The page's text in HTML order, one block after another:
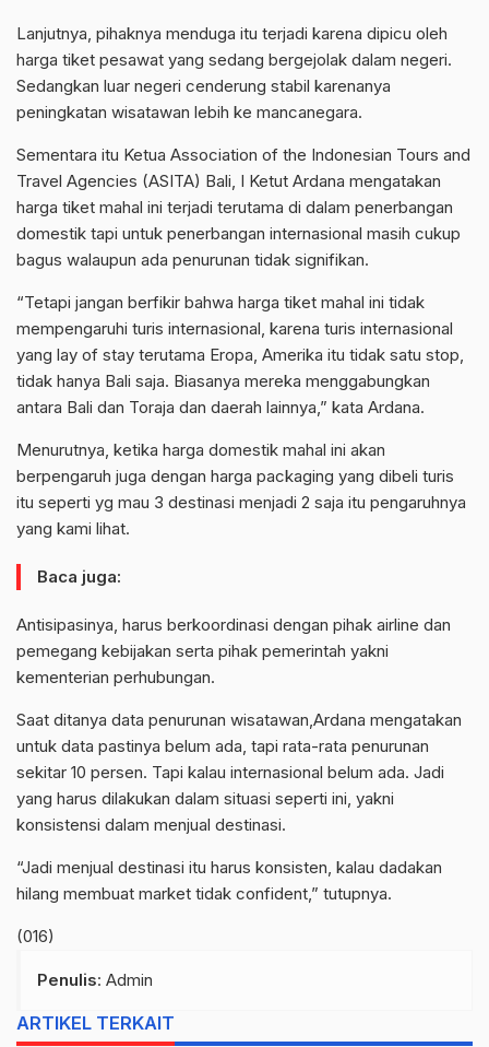
Lanjutnya, pihaknya menduga itu terjadi karena dipicu oleh
harga tiket pesawat yang sedang bergejolak dalam negeri.
Sedangkan luar negeri cenderung stabil karenanya
peningkatan wisatawan lebih ke mancanegara.
Sementara itu Ketua Association of the Indonesian Tours and
Travel Agencies (ASITA) Bali, I Ketut Ardana mengatakan
harga tiket mahal ini terjadi terutama di dalam penerbangan
domestik tapi untuk penerbangan internasional masih cukup
bagus walaupun ada penurunan tidak signifikan.
“Tetapi jangan berfikir bahwa harga tiket mahal ini tidak
mempengaruhi turis internasional, karena turis internasional
yang lay of stay terutama Eropa, Amerika itu tidak satu stop,
tidak hanya Bali saja. Biasanya mereka menggabungkan
antara Bali dan Toraja dan daerah lainnya,” kata Ardana.
Menurutnya, ketika harga domestik mahal ini akan
berpengaruh juga dengan harga packaging yang dibeli turis
itu seperti yg mau 3 destinasi menjadi 2 saja itu pengaruhnya
yang kami lihat.
Baca juga:
Antisipasinya, harus berkoordinasi dengan pihak airline dan
pemegang kebijakan serta pihak pemerintah yakni
kementerian perhubungan.
Saat ditanya data penurunan wisatawan,Ardana mengatakan
untuk data pastinya belum ada, tapi rata-rata penurunan
sekitar 10 persen. Tapi kalau internasional belum ada. Jadi
yang harus dilakukan dalam situasi seperti ini, yakni
konsistensi dalam menjual destinasi.
“Jadi menjual destinasi itu harus konsisten, kalau dadakan
hilang membuat market tidak confident,” tutupnya.
(016)
Penulis: Admin
ARTIKEL TERKAIT